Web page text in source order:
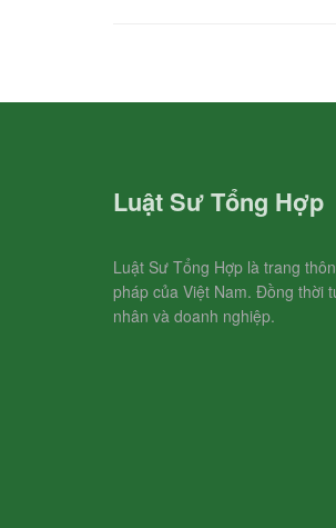
Luật Sư Tổng Hợp
Luật Sư Tổng Hợp là trang
pháp của Việt Nam. Đồng thời
nhân và doanh nghiệp.